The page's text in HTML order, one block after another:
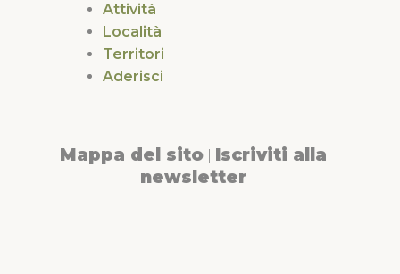
Attività
Località
Territori
Aderisci
Mappa del sito Iscriviti alla
newsletter